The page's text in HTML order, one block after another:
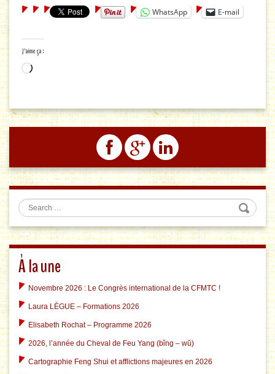
WhatsApp E-mail
J’aime ça :
Chargement…
Search
À la une
Novembre 2026 : Le Congrès international de la CFMTC !
Laura LÈGUE – Formations 2026
Elisabeth Rochat – Programme 2026
2026, l’année du Cheval de Feu Yang (bǐng – wǔ)
Cartographie Feng Shui et afflictions majeures en 2026